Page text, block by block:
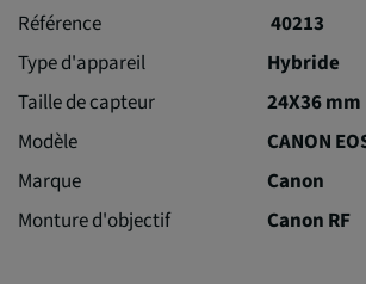
Référence
40213
Type d'appareil
Hybride
Taille de capteur
24X36 mm
Modèle
CANON
Marque
Canon
Monture d'objectif
Canon RF